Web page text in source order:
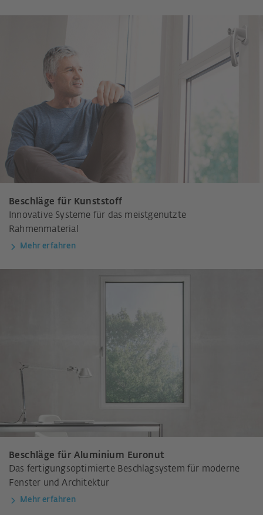
Beschläge für Kunststoff
Innovative Systeme für das meistgenutzte
Rahmenmaterial
Mehr erfahren
Beschläge für Aluminium Euronut
Das fertigungsoptimierte Beschlagsystem für moderne
Fenster und Architektur
Mehr erfahren